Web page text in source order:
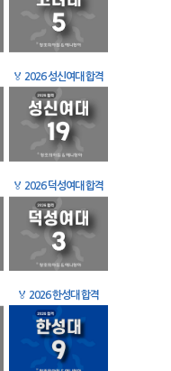
🏅 2026 성신여대 합격
🏅 2026 덕성여대 합격
🏅 2026 한성대 합격